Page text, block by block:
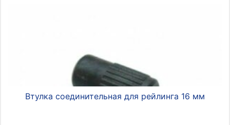
Втулка соединительная для рейлинга 16 мм